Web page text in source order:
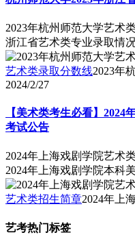
2023年杭州师范大学艺术
浙江省艺术类专业录取情
艺术类录取分数线2023年
2024/2/27
【美术类考生必看】2024
考试公告
2024年上海戏剧学院艺术
2024年上海戏剧学院本科
艺术类招生简章2024年上
艺考热门标签